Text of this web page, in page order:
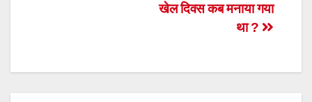
खेल दिवस कब मनाया गया
था ?